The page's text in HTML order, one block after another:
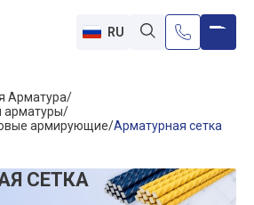
RU
Арматура
арматуры
армирующие Арматурная сетка
СЕТКА